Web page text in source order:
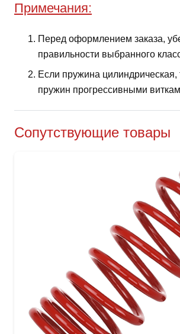
Примечания:
Перед оформлением заказа,
правильности выбранного
Если пружина цилиндрическая,
пружин прогрессивными
Сопутствующие товары